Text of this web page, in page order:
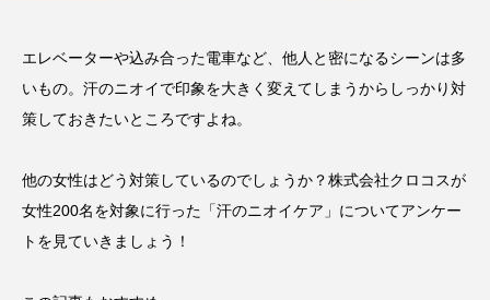
エレベーターや込み合った電車など、他人と密になるシーンは多
いもの。汗のニオイで印象を大きく変えてしまうからしっかり対
策しておきたいところですよね。
他の女性はどう対策しているのでしょうか？株式会社クロコスが
女性200名を対象に行った「汗のニオイケア」についてアンケー
トを見ていきましょう！